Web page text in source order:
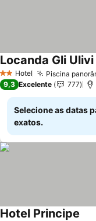
2 Estrelas
Hotel Piscina
Locanda Gli Ulivi
9,3 Excelente 777
Selecione as datas
exatos.
Hotel Principe